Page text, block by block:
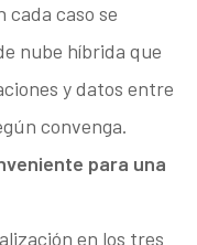
cada caso se
nube híbrida que
y datos entre
convenga.
para una
en los tres